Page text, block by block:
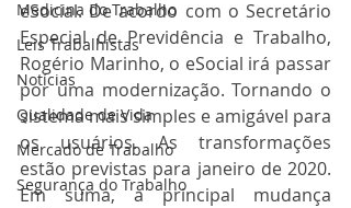
Medicina do Trabalho
Leis Trabalhistas
Notícias
Qualidade de Vida
Mercado de Trabalho
Segurança do Trabalho
eSocial. De acordo com o Secretário
Especial de Previdência e Trabalho,
Rogério Marinho, o eSocial irá passar
por uma modernização. Tornando o
sistema mais simples e amigável para
os usuários. As transformações
estão previstas para janeiro de 2020.
Em suma, a principal mudança